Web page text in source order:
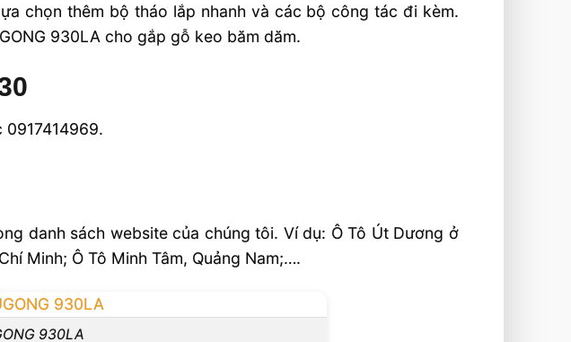
chọn thêm bộ tháo lắp nhanh và các bộ công tác đi kèm.
930LA cho gắp gỗ keo băm dăm.
danh sách website của chúng tôi. Ví dụ: Ô Tô Út Dương ở
Minh; Ô Tô Minh Tâm, Quảng Nam;….
930LA